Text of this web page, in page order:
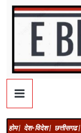
होम | देश-विदेश | छत्तीसगढ |